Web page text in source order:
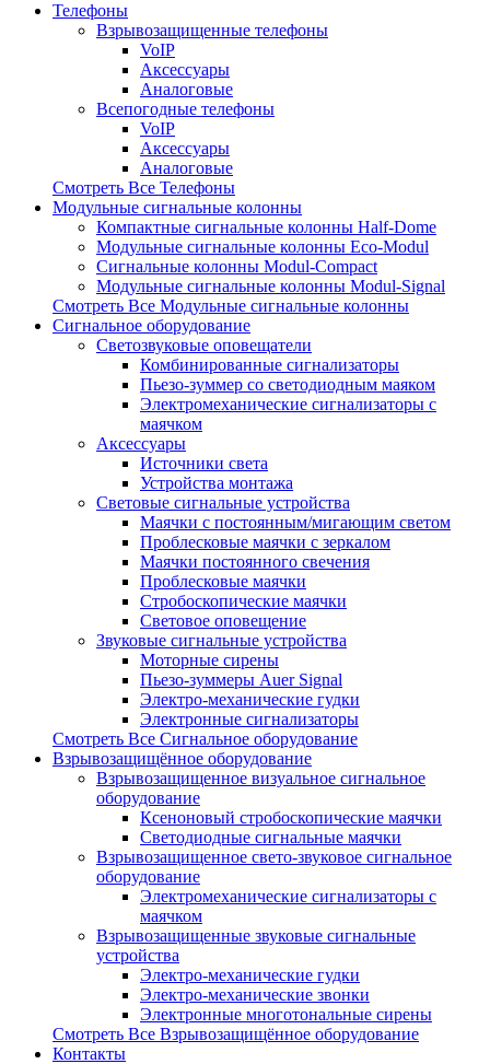
Телефоны
Взрывозащищенные телефоны
VoIP
Аксессуары
Аналоговые
Всепогодные телефоны
VoIP
Аксессуары
Аналоговые
Смотреть Все Телефоны
Модульные сигнальные колонны
Компактные сигнальные колонны Half-Dome
Модульные сигнальные колонны Eco-Modul
Сигнальные колонны Modul-Compact
Модульные сигнальные колонны Modul-Signal
Смотреть Все Модульные сигнальные колонны
Сигнальное оборудование
Светозвуковые оповещатели
Комбинированные сигнализаторы
Пьезо-зуммер со светодиодным маяком
Электромеханические сигнализаторы с
маячком
Аксессуары
Источники света
Устройства монтажа
Световые сигнальные устройства
Маячки с постоянным/мигающим светом
Проблесковые маячки с зеркалом
Маячки постоянного свечения
Проблесковые маячки
Стробоскопические маячки
Световое оповещение
Звуковые сигнальные устройства
Моторные сирены
Пьезо-зуммеры Auer Signal
Электро-механические гудки
Электронные сигнализаторы
Смотреть Все Сигнальное оборудование
Взрывозащищённое оборудование
Взрывозащищенное визуальное сигнальное
оборудование
Ксеноновый стробоскопические маячки
Светодиодные сигнальные маячки
Взрывозащищенное свето-звуковое сигнальное
оборудование
Электромеханические сигнализаторы с
маячком
Взрывозащищенные звуковые сигнальные
устройства
Электро-механические гудки
Электро-механические звонки
Электронные многотональные сирены
Смотреть Все Взрывозащищённое оборудование
Контакты